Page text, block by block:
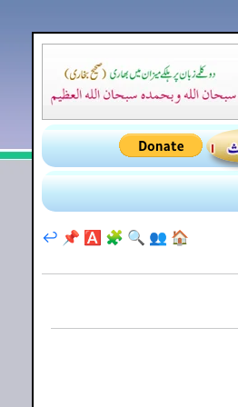
🏠
👥
🔍
🧩
🅰️
📌
↩️